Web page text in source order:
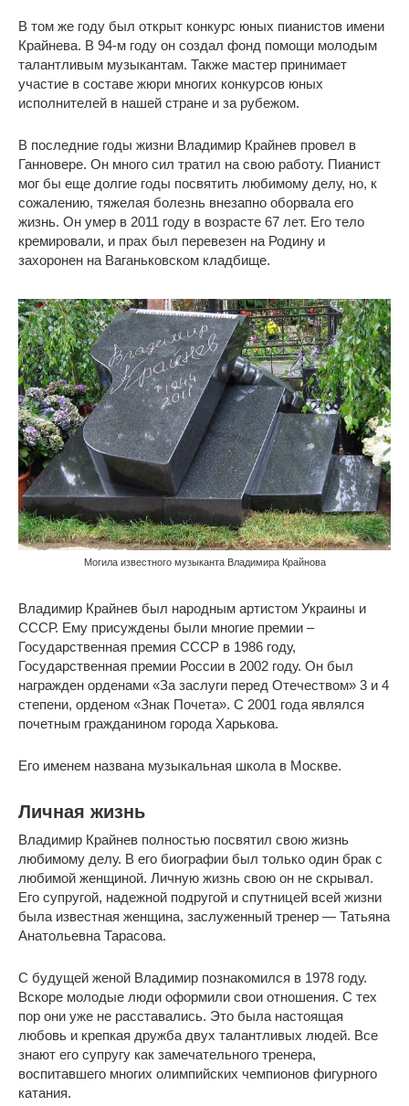
В том же году был открыт конкурс юных пианистов имени
Крайнева. В 94-м году он создал фонд помощи молодым
талантливым музыкантам. Также мастер принимает
участие в составе жюри многих конкурсов юных
исполнителей в нашей стране и за рубежом.
В последние годы жизни Владимир Крайнев провел в
Ганновере. Он много сил тратил на свою работу. Пианист
мог бы еще долгие годы посвятить любимому делу, но, к
сожалению, тяжелая болезнь внезапно оборвала его
жизнь. Он умер в 2011 году в возрасте 67 лет. Его тело
кремировали, и прах был перевезен на Родину и
захоронен на Ваганьковском кладбище.
Могила известного музыканта Владимира Крайнова
Владимир Крайнев был народным артистом Украины и
СССР. Ему присуждены были многие премии –
Государственная премия СССР в 1986 году,
Государственная премии России в 2002 году. Он был
награжден орденами «За заслуги перед Отечеством» 3 и 4
степени, орденом «Знак Почета». С 2001 года являлся
почетным гражданином города Харькова.
Его именем названа музыкальная школа в Москве.
Личная жизнь
Владимир Крайнев полностью посвятил свою жизнь
любимому делу. В его биографии был только один брак с
любимой женщиной. Личную жизнь свою он не скрывал.
Его супругой, надежной подругой и спутницей всей жизни
была известная женщина, заслуженный тренер — Татьяна
Анатольевна Тарасова.
С будущей женой Владимир познакомился в 1978 году.
Вскоре молодые люди оформили свои отношения. С тех
пор они уже не расставались. Это была настоящая
любовь и крепкая дружба двух талантливых людей. Все
знают его супругу как замечательного тренера,
воспитавшего многих олимпийских чемпионов фигурного
катания.